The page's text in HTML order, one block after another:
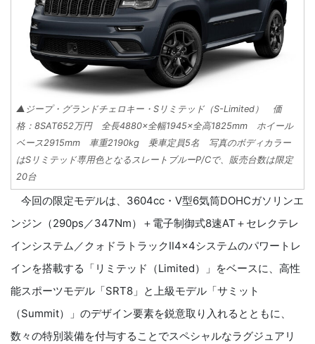
▲ジープ・グランドチェロキー・Sリミテッド（S-Limited） 価
格：8SAT652万円 全長4880×全幅1945×全高1825mm ホイール
ベース2915mm 車重2190kg 乗車定員5名 写真のボディカラー
はSリミテッド専用色となるスレートブルーP/Cで、販売台数は限定
20台
今回の限定モデルは、3604cc・V型6気筒DOHCガソリンエ
ンジン（290ps／347Nm）＋電子制御式8速AT＋セレクテレ
インシステム／クォドラトラックⅡ4×4システムのパワートレ
インを搭載する「リミテッド（Limited）」をベースに、高性
能スポーツモデル「SRT8」と上級モデル「サミット
（Summit）」のデザイン要素を鋭意取り入れるとともに、
数々の特別装備を付与することでスペシャルなラグジュアリ